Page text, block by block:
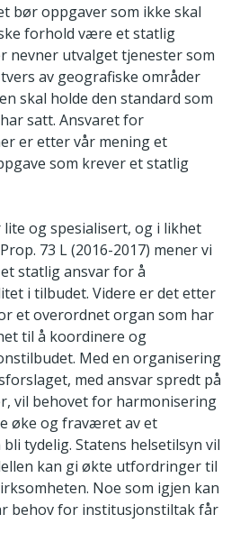
bør oppgaver som ikke skal
forhold være et statlig
nevner utvalget tjenester som
av geografiske områder
skal holde den standard som
satt. Ansvaret for
er etter vår mening et
som krever et statlig
og spesialisert, og i likhet
73 L (2016-2017) mener vi
statlig ansvar for å
i tilbudet. Videre er det etter
et overordnet organ som har
til å koordinere og
Med en organisering
med ansvar spredt på
vil behovet for harmonisering
øke og fraværet av et
tydelig. Statens helsetilsyn vil
kan gi økte utfordringer til
Noe som igjen kan
behov for institusjonstiltak får